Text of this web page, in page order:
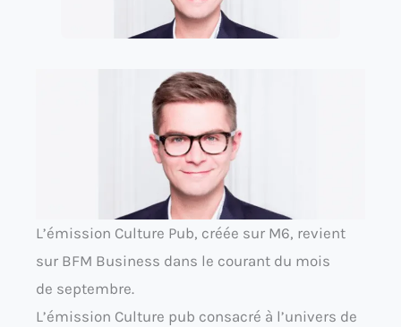
L’émission Culture Pub, créée sur M6, revient
sur BFM Business dans le courant du mois
de septembre.
L’émission Culture pub consacré à l’univers de